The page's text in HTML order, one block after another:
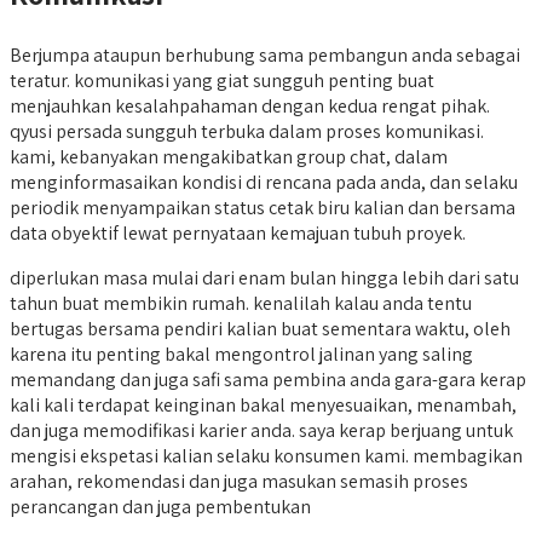
Berjumpa ataupun berhubung sama pembangun anda sebagai
teratur. komunikasi yang giat sungguh penting buat
menjauhkan kesalahpahaman dengan kedua rengat pihak.
qyusi persada sungguh terbuka dalam proses komunikasi.
kami, kebanyakan mengakibatkan group chat, dalam
menginformasaikan kondisi di rencana pada anda, dan selaku
periodik menyampaikan status cetak biru kalian dan bersama
data obyektif lewat pernyataan kemajuan tubuh proyek.
diperlukan masa mulai dari enam bulan hingga lebih dari satu
tahun buat membikin rumah. kenalilah kalau anda tentu
bertugas bersama pendiri kalian buat sementara waktu, oleh
karena itu penting bakal mengontrol jalinan yang saling
memandang dan juga safi sama pembina anda gara-gara kerap
kali kali terdapat keinginan bakal menyesuaikan, menambah,
dan juga memodifikasi karier anda. saya kerap berjuang untuk
mengisi ekspetasi kalian selaku konsumen kami. membagikan
arahan, rekomendasi dan juga masukan semasih proses
perancangan dan juga pembentukan